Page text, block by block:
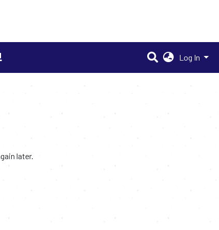
Log In
later.